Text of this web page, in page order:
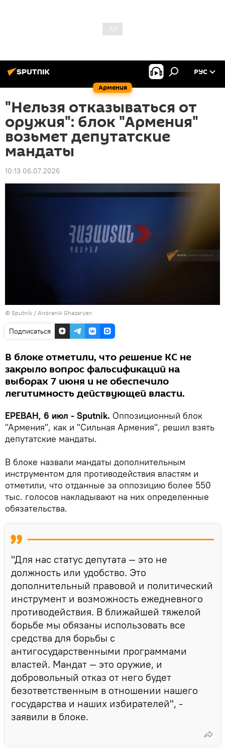
Армения
РУС
"Нельзя отказываться от
оружия": блок "Армения"
возьмет депутатские
мандаты
10:13 06.07.2026
© Sputnik / Andranik Ghazaryan
Подписаться
В блоке отметили, что решение КС не
закрыло вопрос фальсификаций на
выборах 7 июня и не обеспечило
легитимность действующей власти.
ЕРЕВАН, 6 июл - Sputnik. Оппозиционный блок
"Армения", как и "Сильная Армения", решил взять
депутатские мандаты.
В блоке назвали мандаты дополнительным
инструментом для противодействия властям и
отметили, что отданные за оппозицию более 550
тыс. голосов накладывают на них определенные
обязательства.
"Для нас статус депутата — это не
должность или удобство. Это
дополнительный правовой и политический
инструмент и возможность ежедневного
противодействия. В ближайшей тяжелой
борьбе мы обязаны использовать все
средства для борьбы с
антигосударственными программами
властей. Мандат — это оружие, и
добровольный отказ от него будет
безответственным в отношении нашего
государства и наших избирателей", -
заявили в блоке.